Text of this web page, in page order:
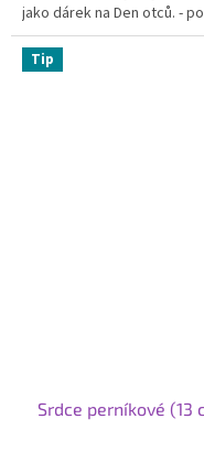
jako dárek na Den otců. -
Tip
Srdce perníkové (13